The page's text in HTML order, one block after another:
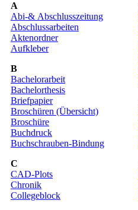
A
Abi-& Abschlusszeitung
Abschlussarbeiten
Aktenordner
Aufkleber
B
Bachelorarbeit
Bachelorthesis
Briefpapier
Broschüren (Übersicht)
Broschüre
Buchdruck
Buchschrauben-Bindung
C
CAD-Plots
Chronik
Collegeblock